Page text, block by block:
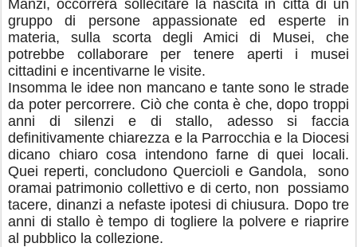
Manzi, occorrerà sollecitare la nascita in città di un
gruppo di persone appassionate ed esperte in
materia, sulla scorta degli Amici di Musei, che
potrebbe collaborare per tenere aperti i musei
cittadini e incentivarne le visite.
Insomma le idee non mancano e tante sono le strade
da poter percorrere. Ciò che conta è che, dopo troppi
anni di silenzi e di stallo, adesso si faccia
definitivamente chiarezza e la Parrocchia e la Diocesi
dicano chiaro cosa intendono farne di quei locali.
Quei reperti, concludono Quercioli e Gandola, sono
oramai patrimonio collettivo e di certo, non possiamo
tacere, dinanzi a nefaste ipotesi di chiusura. Dopo tre
anni di stallo è tempo di togliere la polvere e riaprire
al pubblico la collezione.